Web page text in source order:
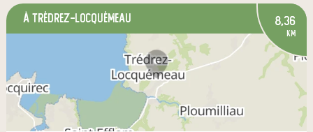
à Trédrez-Locquémeau 8,36
km